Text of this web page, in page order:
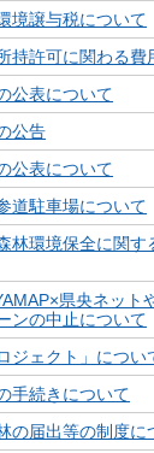
境譲与税について
持許可に関わる費
公表について
公告
公表について
道駐車場について
林環境保全に関す
県央ネット
ンの中止について
ジェクト」につい
手続きについて
の届出等の制度に